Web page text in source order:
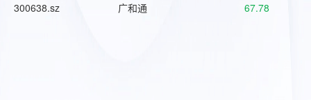
300638.sz 广和通 67.78